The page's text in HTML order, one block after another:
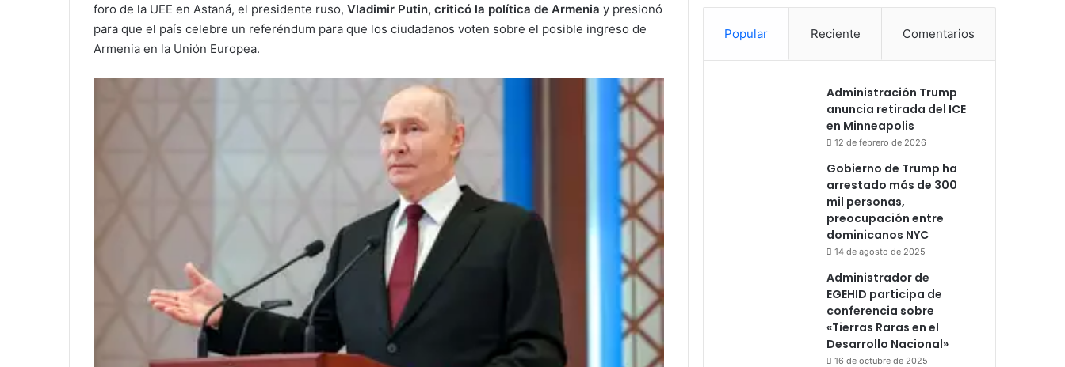
foro de la UEE en Astaná, el presidente ruso, Vladimir Putin, criticó la política de Armenia y presionó
para que el país celebre un referéndum para que los ciudadanos voten sobre el posible ingreso de
Armenia en la Unión Europea.
Popular Reciente Comentarios
Administración Trump
anuncia retirada del ICE
en Minneapolis
12 de febrero de 2026
Gobierno de Trump ha
arrestado más de 300
mil personas,
preocupación entre
dominicanos NYC
14 de agosto de 2025
Administrador de
EGEHID participa de
conferencia sobre
«Tierras Raras en el
Desarrollo Nacional»
16 de octubre de 2025